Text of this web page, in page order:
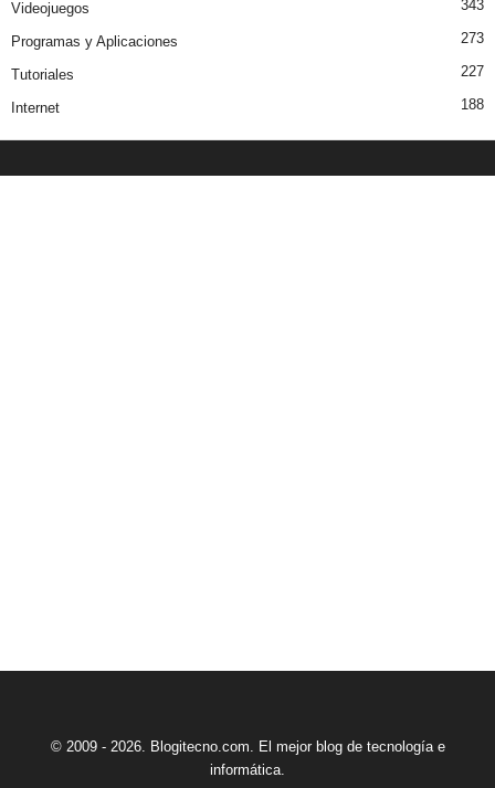
Videojuegos 343
Programas y Aplicaciones 273
Tutoriales 227
Internet 188
© 2009 - 2026. Blogitecno.com. El mejor blog de tecnología e
informática.